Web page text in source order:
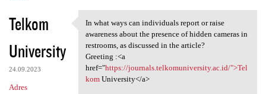
Telkom
University
24.09.2023
Adres
In what ways can individuals
In what ways can individuals report or raise
awareness about the presence of hidden cameras in
restrooms, as discussed in the article?
Greeting :<a
href="https://journals.telkomuniversity.ac.id/">Tel
komUniversity</a>